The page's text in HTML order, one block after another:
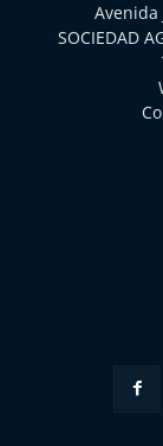
Avenida
SOCIEDAD